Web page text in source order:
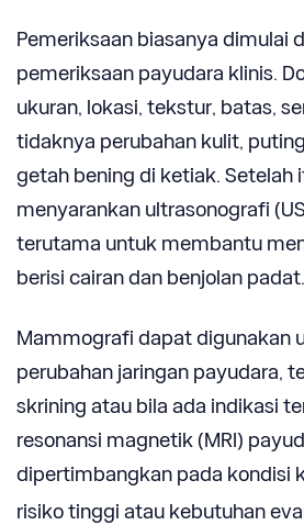
Pemeriksaan biasanya dimulai
pemeriksaan payudara klinis.
ukuran, lokasi, tekstur, batas,
tidaknya perubahan kulit,
getah bening di ketiak. Setelah
menyarankan ultrasonografi
terutama untuk membantu
berisi cairan dan benjolan padat.
Mammografi dapat digunakan
perubahan jaringan payudara,
skrining atau bila ada indikasi
resonansi magnetik (MRI)
dipertimbangkan pada kondisi
risiko tinggi atau kebutuhan